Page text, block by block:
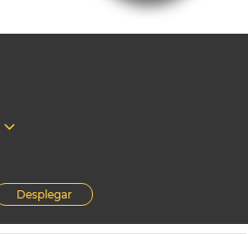
Desplegar